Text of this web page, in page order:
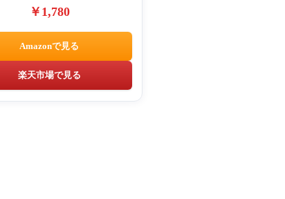
￥1,780
Amazonで見る
楽天市場で見る